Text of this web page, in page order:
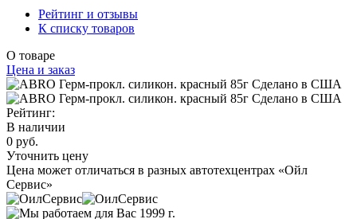
Рейтинг и отзывы
К списку товаров
О товаре
Цена и заказ
Рейтинг:
В наличии
0 руб.
Уточнить цену
Цена может отличаться в разных автотехцентрах «Ойл
Сервис»